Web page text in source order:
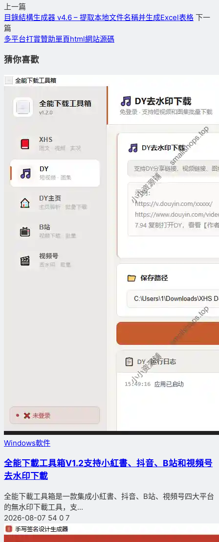
上一篇
目錄結構生成器 v4.6 – 提取本地文件名稱并生成Excel表格 下一
篇
多平台打賞贊助單頁html網站源碼
猜你喜歡
Windows軟件
全能下載工具箱V1.2支持小紅書、抖音、B站和視頻号
去水印下載
全能下載工具箱是一款集成小紅書、抖音、B站、視頻号四大平台
的無水印下載工具，支...
2026-08-07 54 0 7